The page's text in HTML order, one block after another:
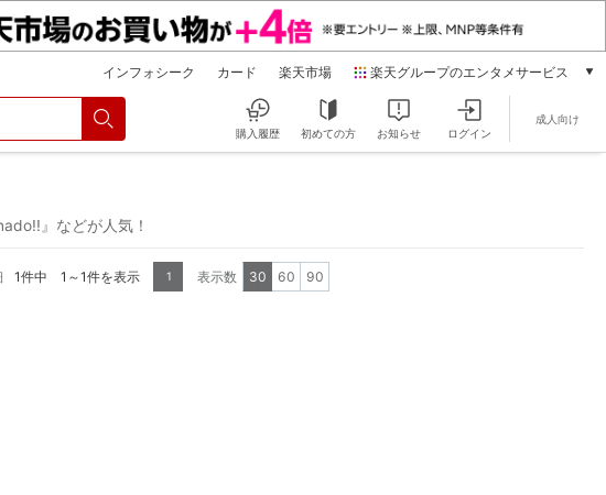
インフォシーク カード 楽天市場 楽天グループのエンタメサービス
本/ゲーム/CD/DVD
動画配信
購入履歴 初めての方 お知らせ ログイン
成人向け
』などが人気！
1件中 1～1件を表示 1 表示数 30 60 90